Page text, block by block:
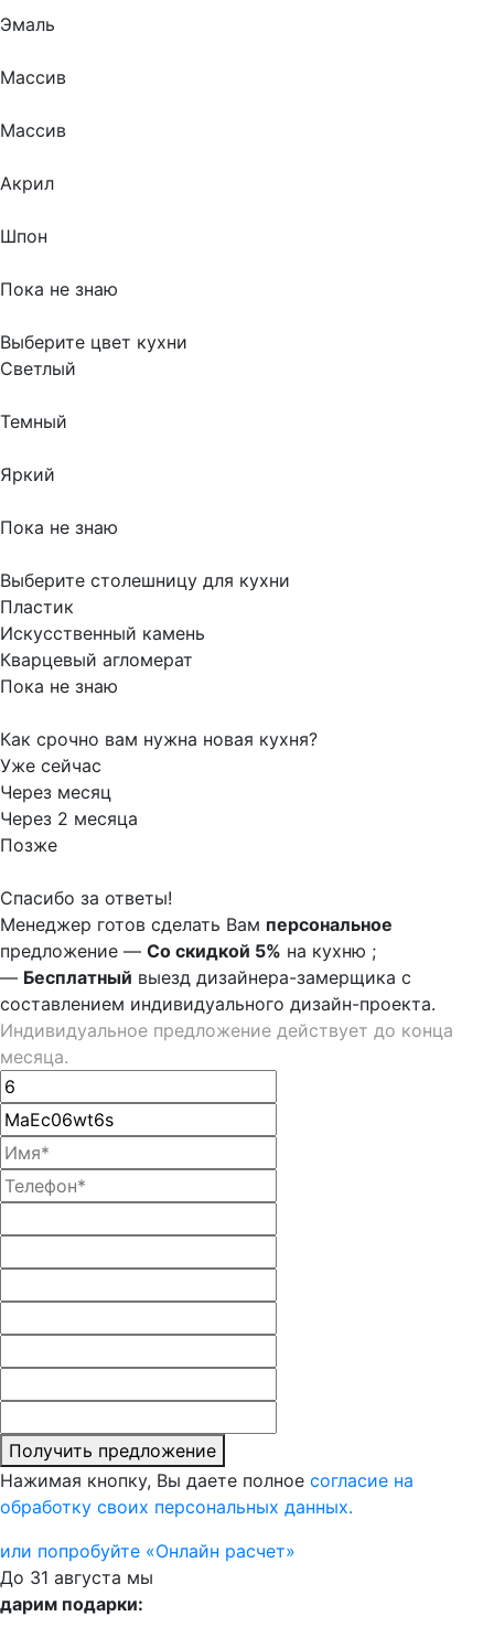
Эмаль
Массив
Массив
Акрил
Шпон
Пока не знаю
Выберите цвет кухни
Светлый
Темный
Яркий
Пока не знаю
Выберите столешницу для кухни
Пластик
Искусственный камень
Кварцевый агломерат
Пока не знаю
Как срочно вам нужна новая кухня?
Уже сейчас
Через месяц
Через 2 месяца
Позже
Спасибо за ответы!
Менеджер готов сделать Вам персональное
предложение — Со скидкой 5% на кухню ;
— Бесплатный выезд дизайнера-замерщика с
составлением индивидуального дизайн-проекта.
Индивидуальное предложение действует до конца
месяца.
Получить предложение
Нажимая кнопку, Вы даете полное согласие на
обработку своих персональных данных.
или попробуйте «Онлайн расчет»
До 31 августа мы
дарим подарки: